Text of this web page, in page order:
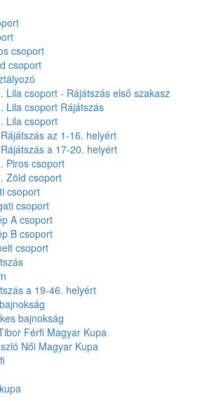
csoport
csoport
Lila csoport - Rájátszás első szakasz
Lila csoport Rájátszás
Lila csoport
az 1-16. helyért
a 17-20. helyért
Piros csoport
Zöld csoport
csoport
csoport
A csoport
B csoport
csoport
a 19-46. helyért
bajnokság
Férfi Magyar Kupa
Női Magyar Kupa